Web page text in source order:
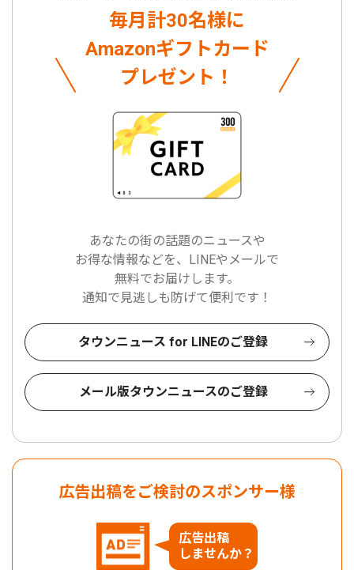
毎月計30名様に
Amazonギフトカード
プレゼント！
あなたの街の話題のニュースや
お得な情報などを、LINEやメールで
無料でお届けします。
通知で見逃しも防げて便利です！
タウンニュース for LINEのご登録
メール版タウンニュースのご登録
広告出稿をご検討のスポンサー様
広告出稿
しませんか？